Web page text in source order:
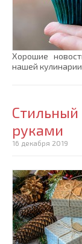
Хорошие
нашей
Стильный
руками
16 декабря 2019